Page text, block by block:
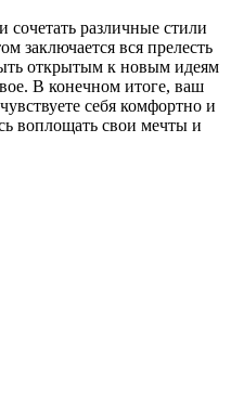
сочетать различные стили
заключается вся прелесть
открытым к новым идеям
В конечном итоге, ваш
себя комфортно и
воплощать свои мечты и